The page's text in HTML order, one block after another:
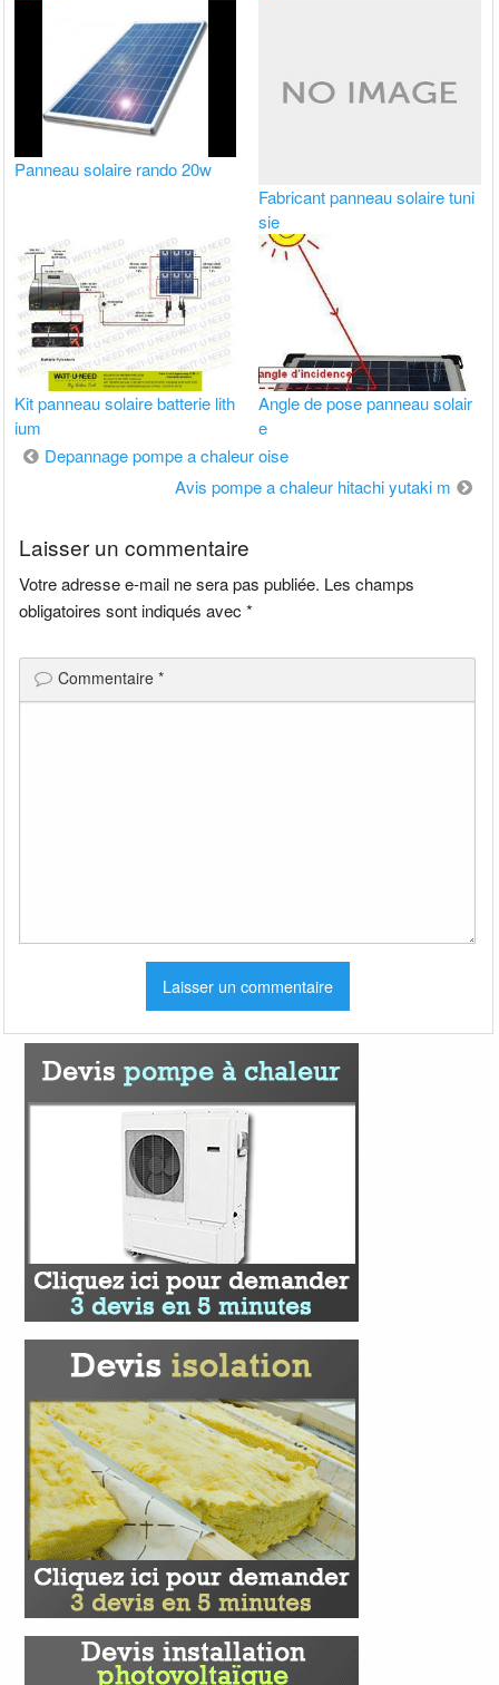
Panneau solaire rando 20w
Fabricant panneau solaire tuni
sie
Kit panneau solaire batterie lith
ium
Angle de pose panneau solair
e
Navigation
Depannage pompe a chaleur oise
Avis pompe a chaleur hitachi yutaki m
Laisser un commentaire
Votre adresse e-mail ne sera pas publiée. Les champs
obligatoires sont indiqués avec*
Commentaire*